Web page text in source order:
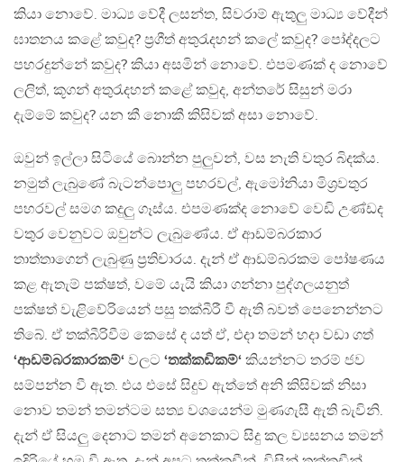
කියා නොවේ. මාධ්‍ය වේදී ලසන්ත, සිවරාම් ඇතුලු මාධ්‍ය වේදීන්
ඝාතනය කළේ කවුද? ප්‍රගීත් අතුරැදහන් කලේ කවුද? පෝද්දලට
පහරදුන්නේ කවුද? කියා අසමින් නොවේ. එපමණක් ද නොවේ
ලලිත්, කූගන් අතුරැදහන් කළේ කවුද, අන්තරේ සිසුන් මරා
දැම්මේ කවුද? යන කී නොකී කිසිවක් අසා නොවේ.
ඔවුන් ඉල්ලා සිටියේ බොන්න පුලුවන්, වස නැති වතුර බිදක්ය.
නමුත් ලැබුණේ බැටන්පොලු පහරවල්, ඇමෝනියා මිශ්‍රවතුර
පහරවල් සමග කදුලු ගෑස්ය. එපමණක්ද නොවේ වෙඩි උණ්ඩද
වතුර වෙනුවට ඔවුන්ට ලැබුණේය. ඒ ආඩම්බරකාර
තාත්තාගෙන් ලැබුණු ප්‍රතිචාරය. දැන් ඒ ආඩම්බරකම පෝෂණය
කළ ඇතැම් පක්ෂත්, වමේ යැයි කියා ගන්නා පුද්ගලයනුත්
පක්ෂත් වැළිවේරියෙන් පසු තක්බීරී වී ඇති බවත් පෙනෙන්නට
තිබේ. ඒ තක්බීරිවීම කෙසේ ද යත් ඒ, එදා තමන් හදා වඩා ගත්
‘ආඩම්බරකාරකම්‘ වලට ‘තක්කඩිකම්‘ කියන්නට තරම් ජව
සම්පන්න වී ඇත. එය එසේ සිදුව ඇත්තේ අනි කිසිවක් නිසා
නොව තමන් තමන්ටම සත්‍ය වශයෙන්ම මුණගැසී ඇති බැවිනි.
දැන් ඒ සියලු දෙනාට තමන් අනෙකාට සිදු කල ව්‍යසනය තමන්